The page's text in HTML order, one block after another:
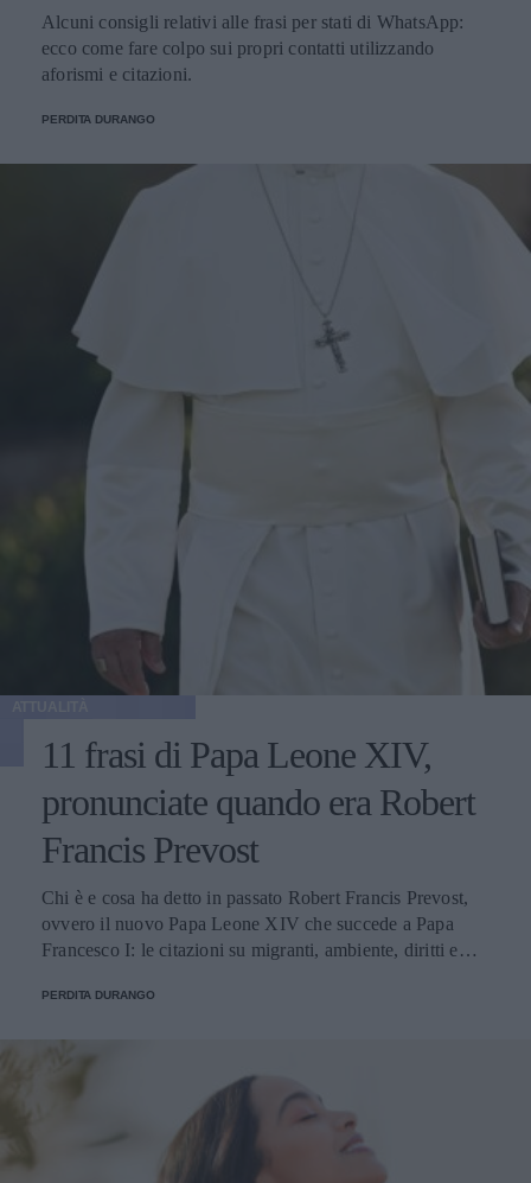
Alcuni consigli relativi alle frasi per stati di WhatsApp:
ecco come fare colpo sui propri contatti utilizzando
aforismi e citazioni.
PERDITA DURANGO
11 frasi di Papa Leone XIV,
pronunciate quando era Robert
Francis Prevost
Chi è e cosa ha detto in passato Robert Francis Prevost,
ovvero il nuovo Papa Leone XIV che succede a Papa
Francesco I: le citazioni su migranti, ambiente, diritti e
PERDITA DURANGO